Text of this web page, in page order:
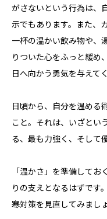
がさないという行為は、
示でもあります。また、
一杯の温かい飲み物や、
りついた心をふっと緩め
日へ向かう勇気を与えて
日頃から、自分を温める
こと。それは、いざとい
る、最も力強く、そして
「温かさ」を準備して
りの支えとなるはずです
寒対策を見直してみましょ